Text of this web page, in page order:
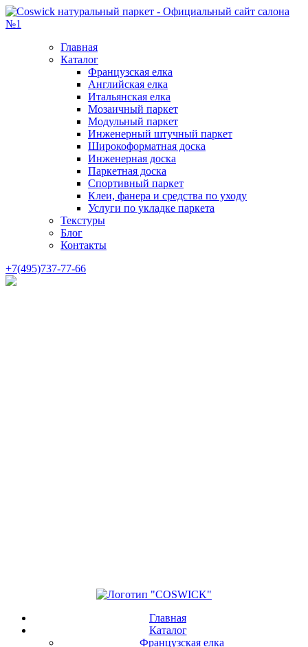
Главная
Каталог
Французская елка
Английская елка
Итальянская елка
Мозаичный паркет
Модульный паркет
Инженерный штучный паркет
Широкоформатная доска
Инженерная доска
Паркетная доска
Спортивный паркет
Клеи, фанера и средства по уходу
Услуги по укладке паркета
Текстуры
Блог
Контакты
+7(495)737-77-66
Главная
Каталог
Французская елка